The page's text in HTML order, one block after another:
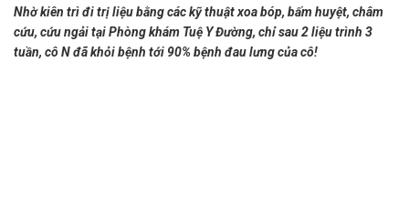
Nhờ kiên trì đi trị liệu bằng các kỹ thuật xoa bóp, bấm huyệt, châm
cứu, cứu ngải tạiPhòng khám Tuệ Y Đường, chỉ sau 2 liệu trình 3
tuần, cô N đã khỏi bệnh tới 90% bệnh đau lưng của cô!